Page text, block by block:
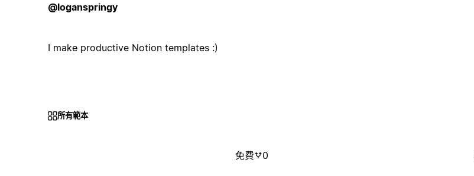
@loganspringy
I make productive Notion templates :)
所有範本
免費 0